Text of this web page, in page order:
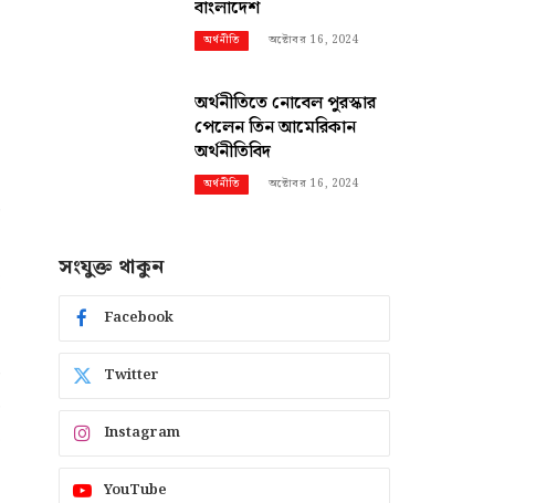
বাংলাদেশ
অর্থনীতি অক্টোবর 16, 2024
অর্থনীতিতে নোবেল পুরস্কার
পেলেন তিন আমেরিকান
অর্থনীতিবিদ
অর্থনীতি অক্টোবর 16, 2024
সংযুক্ত থাকুন
Facebook
Twitter
Instagram
YouTube